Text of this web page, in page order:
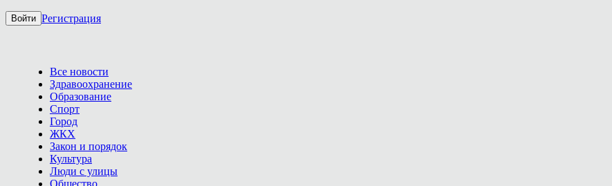
Войти Регистрация
Все новости
Здравоохранение
Образование
Спорт
Город
ЖКХ
Закон и порядок
Культура
Люди с улицы
Общество